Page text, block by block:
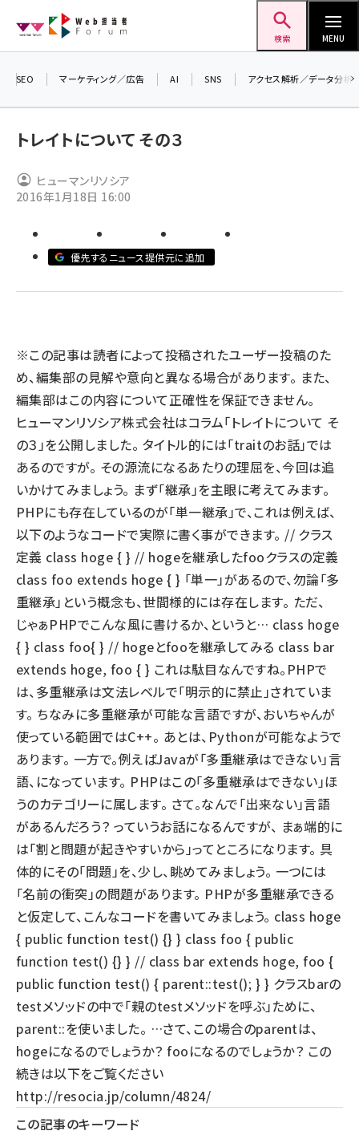
ン
検索 MENU
seo (3519)
youtube (2425)
note (2310)
meo (1274)
llmo (1160)
SEO マーケティング／広告 AI SNS アクセス解析／データ分析
トレイトについて その３
ヒューマンリソシア
2016年1月18日 16:00
優先するニュース提供元に追加
※この記事は読者によって投稿されたユーザー投稿のた
め、編集部の見解や意向と異なる場合があります。 また、
編集部はこの内容について正確性を保証できません。
ヒューマンリソシア株式会社はコラム「トレイトについて そ
の３」を公開しました。 タイトル的には「traitのお話」では
あるのですが。 その源流になるあたりの理屈を、今回は追
いかけてみましょう。 まず「継承」を主眼に考えてみます。
PHPにも存在しているのが「単一継承」で、これは例えば、
以下のようなコードで実際に書く事ができます。 // クラス
定義 class hoge { } // hogeを継承したfooクラスの定義
class foo extends hoge { } 「単一」があるので、勿論「多
重継承」という概念も、世間様的には存在します。 ただ、
じゃぁPHPでこんな風に書けるか、というと… class hoge
{ } class foo{ } // hogeとfooを継承してみる class bar
extends hoge, foo { } これは駄目なんですね。PHPで
は、多重継承は文法レベルで「明示的に禁止」されていま
す。 ちなみに多重継承が可能な言語ですが、おいちゃんが
使っている範囲ではC++。 あとは、Pythonが可能なようで
あります。 一方で。例えばJavaが「多重継承はできない」言
語、になっています。 PHPはこの「多重継承はできない」ほ
うのカテゴリーに属します。 さて。なんで「出来ない」言語
があるんだろう？ っていうお話になるんですが、 まぁ端的に
は「割と問題が起きやすいから」ってところになります。 具
体的にその「問題」を、少し、眺めてみましょう。 一つには
「名前の衝突」の問題があります。 PHPが多重継承できる
と仮定して、こんなコードを書いてみましょう。 class hoge
{ public function test() {} } class foo { public
function test() {} } // class bar extends hoge, foo {
public function test() { parent::test(); } } クラスbarの
testメソッドの中で「親のtestメソッドを呼ぶ」ために、
parent::を使いました。 …さて、この場合のparentは、
hogeになるのでしょうか？ fooになるのでしょうか？ この
続きは以下をご覧ください
http://resocia.jp/column/4824/
この記事のキーワード